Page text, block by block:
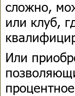
сложно,
или клуб,
Или